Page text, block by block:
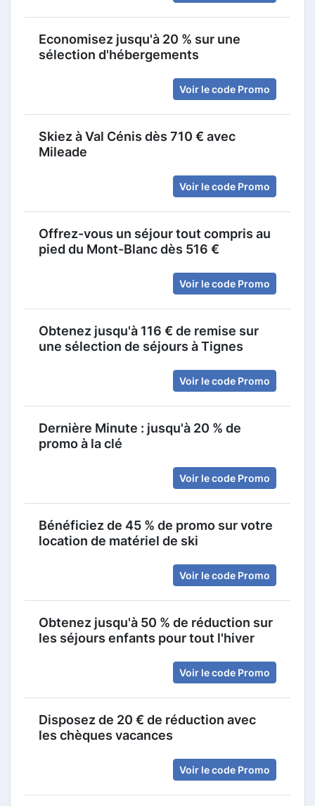
Economisez jusqu'à 20 % sur une
sélection d'hébergements
Voir le code Promo
Skiez à Val Cénis dès 710 € avec
Mileade
Voir le code Promo
Offrez-vous un séjour tout compris au
pied du Mont-Blanc dès 516 €
Voir le code Promo
Obtenez jusqu'à 116 € de remise sur
une sélection de séjours à Tignes
Voir le code Promo
Dernière Minute : jusqu'à 20 % de
promo à la clé
Voir le code Promo
Bénéficiez de 45 % de promo sur votre
location de matériel de ski
Voir le code Promo
Obtenez jusqu'à 50 % de réduction sur
les séjours enfants pour tout l'hiver
Voir le code Promo
Disposez de 20 € de réduction avec
les chèques vacances
Voir le code Promo